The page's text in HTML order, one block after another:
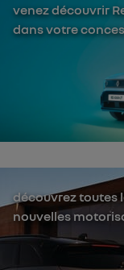
venez découvrir
dans votre
découvrez toutes
nouvelles